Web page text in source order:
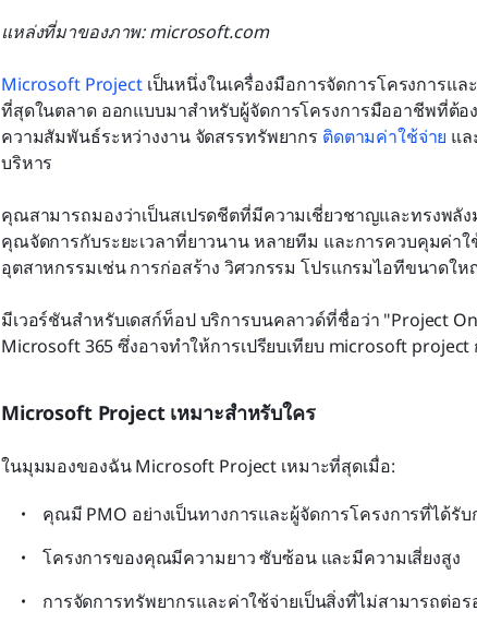
แหล่งที่มาของภาพ: microsoft.com
Microsoft Project เป็นหนึ่งในเครื่องมือการจัดการโครงการแล
ที่สุดในตลาด ออกแบบมาสำหรับผู้จัดการโครงการมืออาชีพที่ต้อ
ความสัมพันธ์ระหว่างงาน จัดสรรทรัพยากร ติดตามค่าใช้จ่าย แล
บริหาร
คุณสามารถมองว่าเป็นสเปรดชีตที่มีความเชี่ยวชาญและทรงพลั
คุณจัดการกับระยะเวลาที่ยาวนาน หลายทีม และการควบคุมค่าใ
อุตสาหกรรมเช่น การก่อสร้าง วิศวกรรม โปรแกรมไอทีขนาดใ
มีเวอร์ชันสำหรับเดสก์ท็อป บริการบนคลาวด์ที่ชื่อว่า "Project
Microsoft 365 ซึ่งอาจทำให้การเปรียบเทียบ microsoft
Microsoft Project เหมาะสำหรับใคร
ในมุมมองของฉัน Microsoft Project เหมาะที่สุดเมื่อ:
คุณมี PMO อย่างเป็นทางการและผู้จัดการโครงการที่ได้รับ
โครงการของคุณมีความยาว ซับซ้อน และมีความเสี่ยงสูง
การจัดการทรัพยากรและค่าใช้จ่ายเป็นสิ่งที่ไม่สามารถต่อร